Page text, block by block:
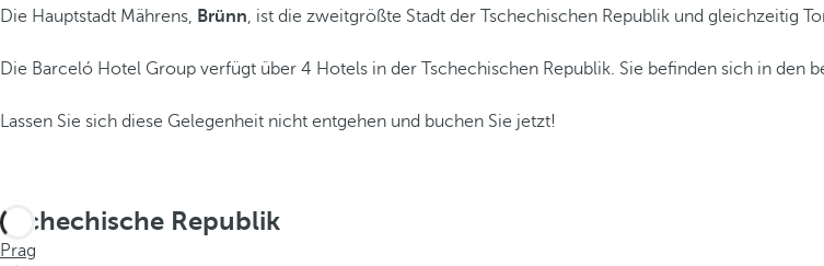
Die Hauptstadt Mährens, Brünn, ist die zweitgrößte Stadt der Tschechischen Republik und gleichzeitig
Die Barceló Hotel Group verfügt über 4 Hotels in der Tschechischen Republik. Sie befinden sich in den
Lassen Sie sich diese Gelegenheit nicht entgehen und buchen Sie jetzt!
Tschechische Republik
Prag